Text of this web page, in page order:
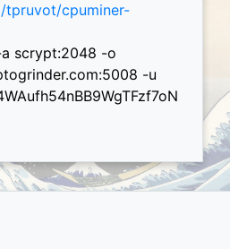
tpruvot/cpuminer-
scrypt:2048 -o
-u